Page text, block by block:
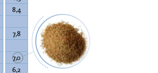
8,4
7,8
7,0
6,2